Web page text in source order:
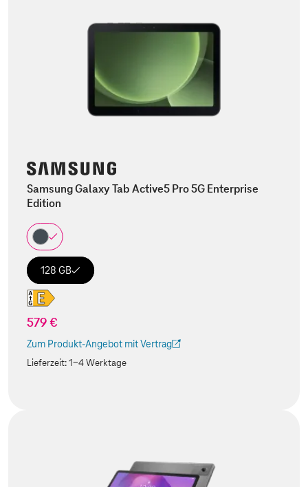
Samsung Galaxy Tab Active5 Pro 5G Enterprise
Edition
128 GB
579 €
Zum Produkt-Angebot mit Vertrag
(Der Link wird in einem neuen Tab geöffnet)
Lieferzeit:1-4 Werktage